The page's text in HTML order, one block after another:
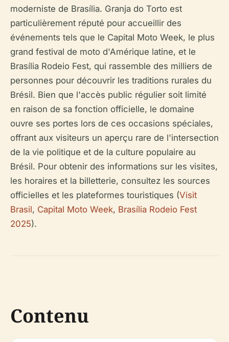
moderniste de Brasília. Granja do Torto est
particulièrement réputé pour accueillir des
événements tels que le Capital Moto Week, le plus
grand festival de moto d'Amérique latine, et le
Brasília Rodeio Fest, qui rassemble des milliers de
personnes pour découvrir les traditions rurales du
Brésil. Bien que l'accès public régulier soit limité
en raison de sa fonction officielle, le domaine
ouvre ses portes lors de ces occasions spéciales,
offrant aux visiteurs un aperçu rare de l'intersection
de la vie politique et de la culture populaire au
Brésil. Pour obtenir des informations sur les visites,
les horaires et la billetterie, consultez les sources
officielles et les plateformes touristiques (Visit
Brasil, Capital Moto Week, Brasília Rodeio Fest
2025).
Contenu